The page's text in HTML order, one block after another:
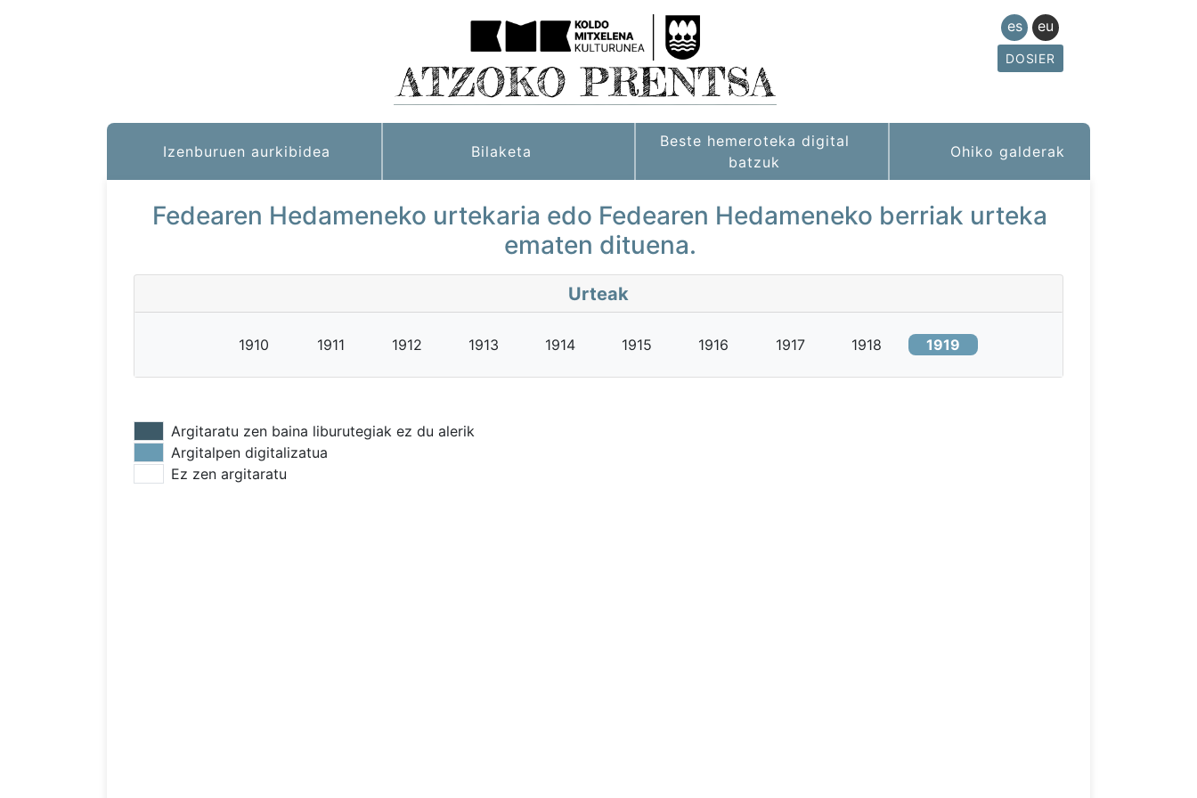
es eu
DOSIER
Izenburuen aurkibidea Bilaketa
Beste hemeroteka digital
batzuk
Ohiko galderak
Fedearen Hedameneko urtekaria edo Fedearen Hedameneko berriak urteka
ematen dituena.
Urteak
1910 1911 1912 1913 1914 1915 1916 1917 1918 1919
Argitaratu zen baina liburutegiak ez du alerik
Argitalpen digitalizatua
Ez zen argitaratu